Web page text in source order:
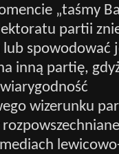
„taśmy
partii
lub spowodować
inną partię,
wizerunku